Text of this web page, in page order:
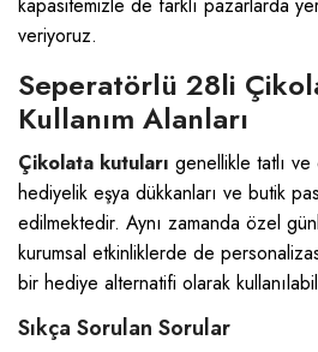
veriyoruz.
Seperatörlü 28li
Kullanım Alanları
Çikolata kutuları genellikle tatlı ve
hediyelik eşya dükkanları ve butik
edilmektedir. Aynı zamanda özel
kurumsal etkinliklerde de
bir hediye alternatifi olarak
Sıkça Sorulan Sorular